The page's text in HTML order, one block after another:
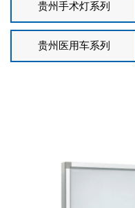
贵州手术灯系列
贵州医用车系列